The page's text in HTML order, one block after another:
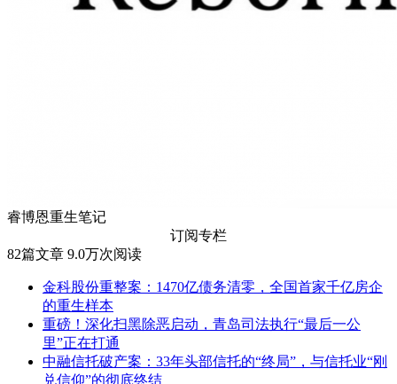
睿博恩重生笔记
订阅专栏
82篇文章 9.0万次阅读
金科股份重整案：1470亿债务清零，全国首家千亿房企
的重生样本
重磅！深化扫黑除恶启动，青岛司法执行“最后一公
里”正在打通
中融信托破产案：33年头部信托的“终局”，与信托业“刚
兑信仰”的彻底终结